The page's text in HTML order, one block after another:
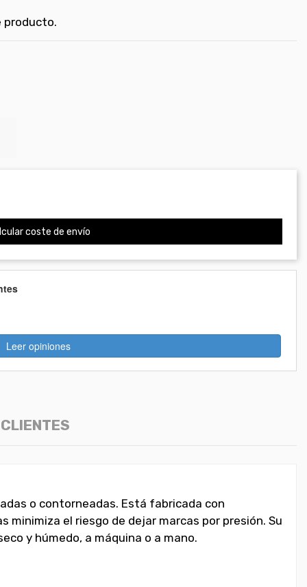
producto.
coste de envío
Leer opiniones
o contorneadas. Está fabricada con
el riesgo de dejar marcas por presión. Su
y húmedo, a máquina o a mano.